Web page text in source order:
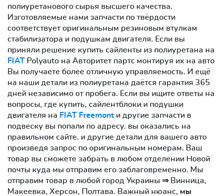
полиуретанового сырья высшего качества.
Изготовляемые нами запчасти по твёрдости
соответствует оригинальным резиновым втулкам
стабилизатора и подушкам двигателя. Если вы
приняли решение купить сайленты из полиуретана на
FIAT Polyauto на Авторитет партс монтируя их на авто
Вы получаете более отличную управляемость. И ещё
на наши детали из полиуретана даётся гарантия 365
дней независимо от пробега. Если вы ищите ответы на
вопросы, где купить, сайлентблоки и подушки
двигателя на FIAT Freemontи другие запчасти в
подвеску вы попали по адресу. вы оказались на
правильном сайте. и другие детали для вашего авто
произведя запрос по оригинальным номерам. Ваш
товар вы сможете забрать в любом отделении Новой
почты куда мы отправим его заблаговременно. Мы
отправим товар в любой город Украины ⇒ Винница,
Макеевка, Херсон, Полтава. Важный нюанс, мы